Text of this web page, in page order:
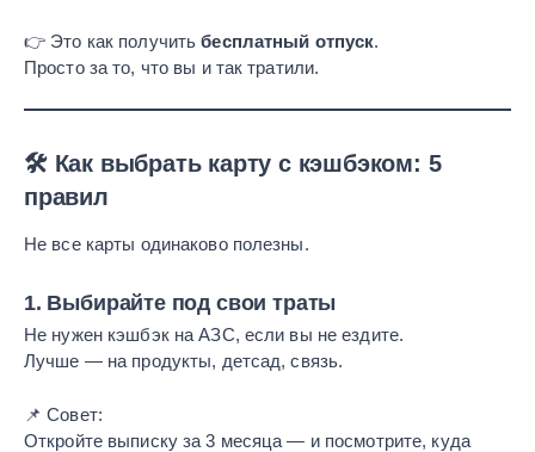
👉 Это как получитьбесплатный отпуск.
Просто за то, что вы и так тратили.
🛠️ Как выбрать карту с кэшбэком: 5
правил
Не все карты одинаково полезны.
1. Выбирайте под свои траты
Не нужен кэшбэк на АЗС, если вы не ездите.
Лучше — на продукты, детсад, связь.
📌 Совет:
Откройте выписку за 3 месяца — и посмотрите, куда